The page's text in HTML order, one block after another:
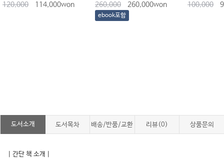
120,000
114,000won
260,000
260,000won
ebook포함
100,000
도서소개 도서목차 배송/반품/교환 리뷰(0) 상품문의
｜간단 책 소개｜